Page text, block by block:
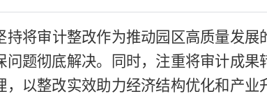
持将审计整改作为推动园区高质量发
问题彻底解决。同时，注重将审计成果
，以整改实效助力经济结构优化和产